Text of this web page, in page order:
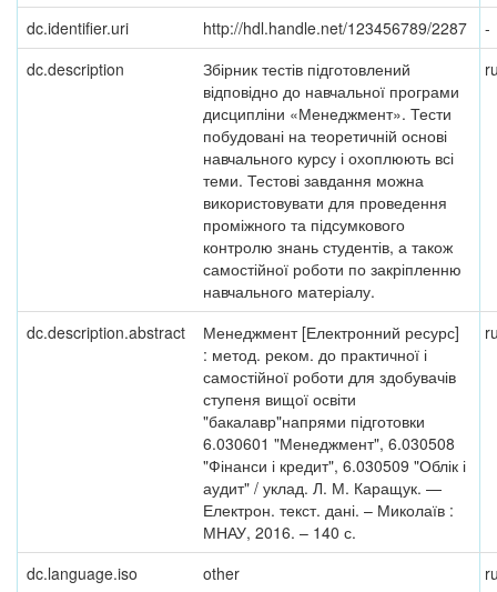
dc.identifier.uri
http://hdl.handle.net/123456789/2287
-
dc.description
Збірник тестів підготовлений
відповідно до навчальної програми
дисципліни «Менеджмент». Тести
побудовані на теоретичній основі
навчального курсу і охоплюють всі
теми. Тестові завдання можна
використовувати для проведення
проміжного та підсумкового
контролю знань студентів, а також
самостійної роботи по закріпленню
навчального матеріалу.
dc.description.abstract
Менеджмент [Електронний ресурс]
: метод. реком. до практичної і
самостійної роботи для здобувачів
ступеня вищої освіти
"бакалавр"напрями підготовки
6.030601 "Менеджмент", 6.030508
"Фінанси і кредит", 6.030509 "Облік і
аудит" / уклад. Л. М. Каращук. —
Електрон. текст. дані. – Миколаїв :
МНАУ, 2016. – 140 с.
dc.language.iso other